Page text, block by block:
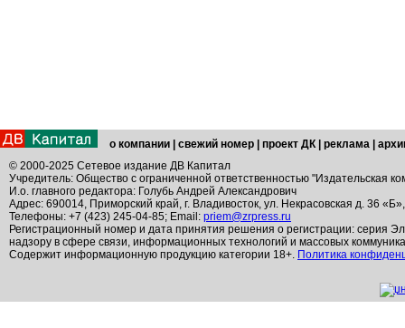
о компании свежий номер проект ДК реклама
© 2000-2025 Сетевое издание ДВ Капитал
Учредитель: Общество с ограниченной ответственностью "Издательская
И.о. главного редактора: Голубь Андрей Александрович
Адрес: 690014, Приморский край, г. Владивосток, ул. Некрасовская д. 36
Телефоны: +7 (423) 245-04-85; Email: priem@zrpress.ru
Регистрационный номер и дата принятия решения о регистрации: серия
надзору в сфере связи, информационных технологий и массовых
Содержит информационную продукцию категории 18+. Политика